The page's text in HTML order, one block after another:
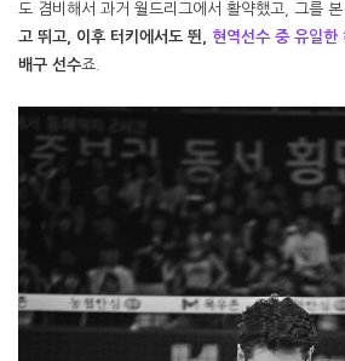
도 겸비해서 과거 월드리그에서 활약했고, 그를 본
고 뛰고, 이후 터키에서도 뛴, 현역선수 중 유일한
배구 선수죠.